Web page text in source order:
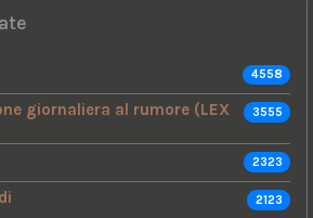
4558
giornaliera al rumore (LEX
3555
2323
2123